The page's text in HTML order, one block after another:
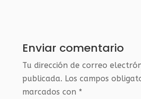
Enviar comentario
Tu dirección de correo
publicada. Los campos
marcados con *